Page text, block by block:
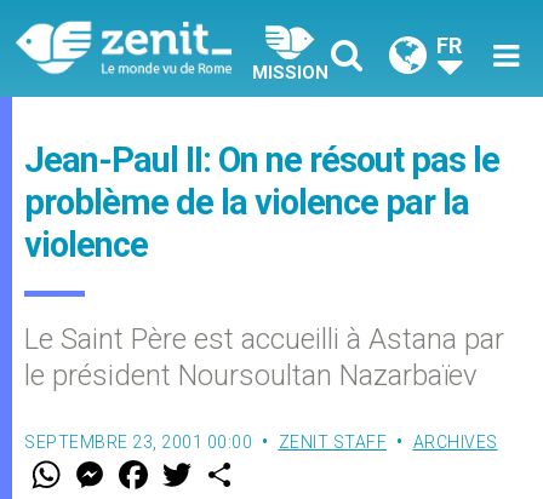
MISSION
FR
Jean-Paul II: On ne résout pas le
problème de la violence par la
violence
Le Saint Père est accueilli à Astana par
le président Noursoultan Nazarbaïev
SEPTEMBRE 23, 2001 00:00 ZENIT STAFF ARCHIVES
W M
e
F
a w